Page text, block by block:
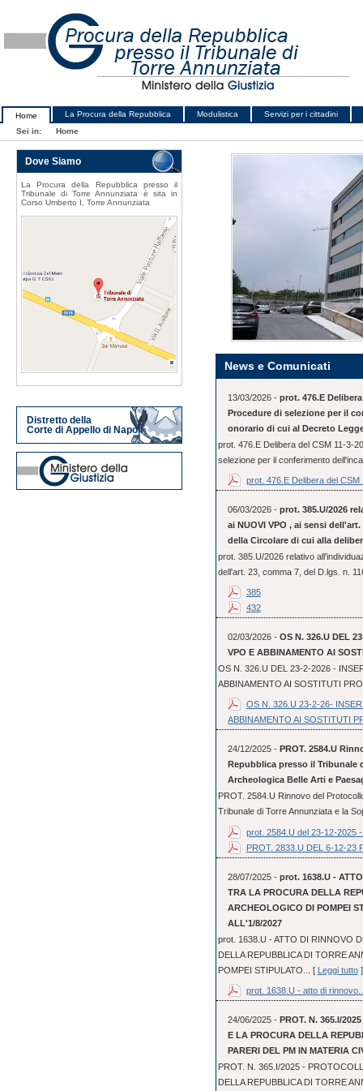
Home La Procura della Repubblica Modulistica
Servizi per i cittadini
Sei in:
Home
News e Comunicati
13/03/2026 - prot. 476.E
Procedure di selezione per il
onorario di cui al Decreto
prot. 476.E Delibera del CSM 11-3-
selezione per il conferimento
prot. 476.E Delibera del CSM
06/03/2026 - prot. 385.U/2026
ai NUOVI VPO , ai sensi
della Circolare di cui alla
prot. 385.U/2026 relativo
dell'art. 23, comma 7, del D.lgs. n.
385
432
02/03/2026 - OS N. 326.U DEL
VPO E ABBINAMENTO AI
OS N. 326.U DEL 23-2-2026 -
ABBINAMENTO AI SOSTITUTI
OS N. 326.U 23-2-26-
ABBINAMENTO AI SOSTITUTI
24/12/2025 - PROT. 2584.U
Repubblica presso il Tribunale
Archeologica Belle Arti e
PROT. 2584.U Rinnovo del
Tribunale di Torre Annunziata e la
prot. 2584.U del 23-12-2025
PROT. 2833.U DEL 6-12-23
28/07/2025 - prot. 1638.U -
TRA LA PROCURA DELLA
ARCHEOLOGICO DI POMPEI
ALL'1/8/2027
prot. 1638.U - ATTO DI RINNOVO
DELLA REPUBBLICA DI TORRE
POMPEI STIPULATO... [ Leggi tutto]
prot. 1638.U - atto di
24/06/2025 - PROT. N. 365.I/
E LA PROCURA DELLA
PARERI DEL PM IN MATERIA
PROT. N. 365.I/2025 -
DELLA REPUBBLICA DI TORRE
Dove Siamo
La Procura della Repubblica presso il
Tribunale di Torre Annunziata è sita in
Corso Umberto I, Torre Annunziata
Distretto della
Corte di Appello di Napoli